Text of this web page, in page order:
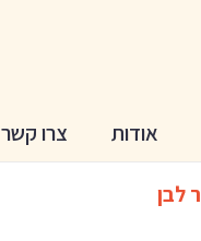
אודות צרו קשר
לבן